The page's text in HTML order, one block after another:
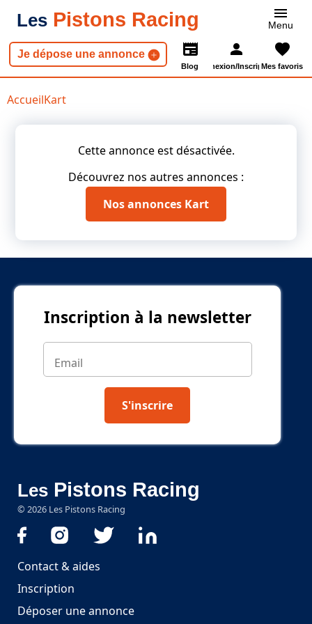
LesPistons Racing Menu
Je dépose une annonce
BlogConnexion/InscriptionMes favoris
AccueilKart
Cette annonce est désactivée.
Découvrez nos autres annonces :
Nos annonces Kart
Inscription à la newsletter
S'inscrire
Les Pistons Racing
© 2026 Les Pistons Racing
Contact & aides
Inscription
Déposer une annonce